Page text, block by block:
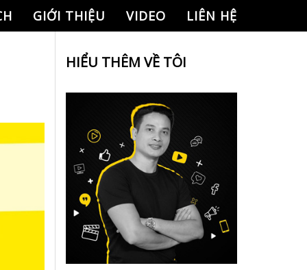
GIỚI THIỆU VIDEO LIÊN HỆ
HIỂU THÊM VỀ TÔI